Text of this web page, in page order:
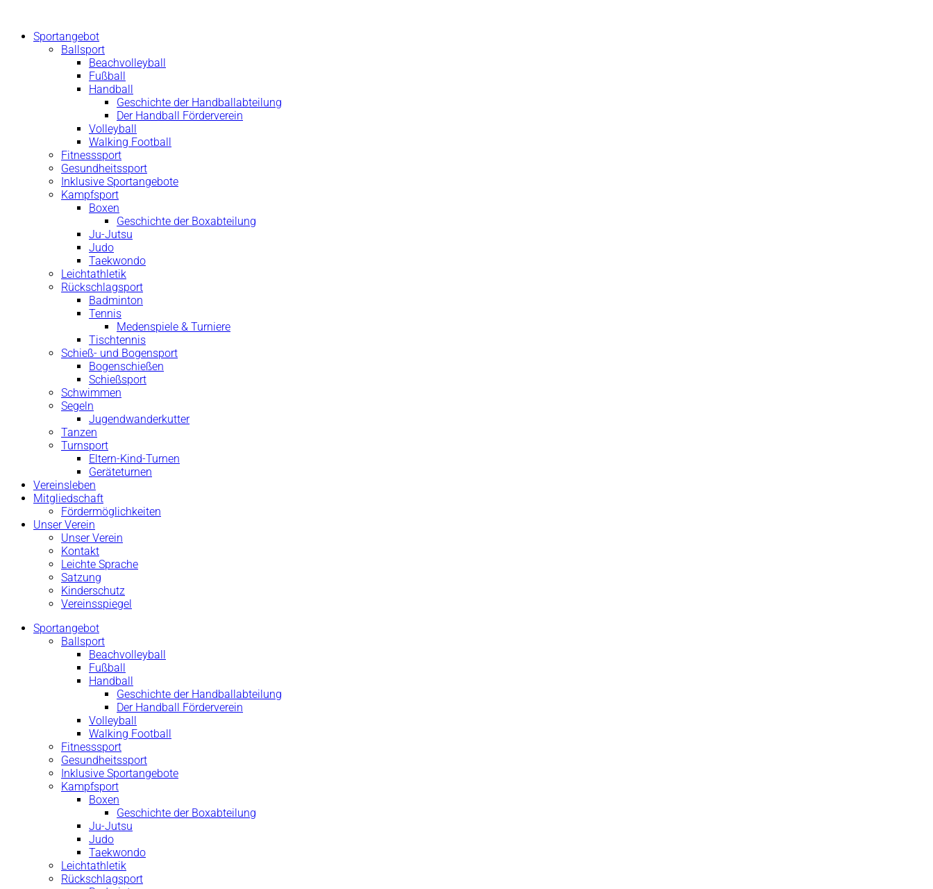
springenSportangebot
Ballsport
Beachvolleyball
Fußball
Handball
Geschichte der Handballabteilung
Der Handball Förderverein
Volleyball
Walking Football
Fitnesssport
Gesundheitssport
Inklusive Sportangebote
Kampfsport
Boxen
Geschichte der Boxabteilung
Ju-Jutsu
Judo
Taekwondo
Leichtathletik
Rückschlagsport
Badminton
Tennis
Medenspiele & Turniere
Tischtennis
Schieß- und Bogensport
Bogenschießen
Schießsport
Schwimmen
Segeln
Jugendwanderkutter
Tanzen
Turnsport
Eltern-Kind-Turnen
Geräteturnen
Vereinsleben
Mitgliedschaft
Fördermöglichkeiten
Unser Verein
Unser Verein
Kontakt
Leichte Sprache
Satzung
Kinderschutz
Vereinsspiegel
Sportangebot
Ballsport
Beachvolleyball
Fußball
Handball
Geschichte der Handballabteilung
Der Handball Förderverein
Volleyball
Walking Football
Fitnesssport
Gesundheitssport
Inklusive Sportangebote
Kampfsport
Boxen
Geschichte der Boxabteilung
Ju-Jutsu
Judo
Taekwondo
Leichtathletik
Rückschlagsport